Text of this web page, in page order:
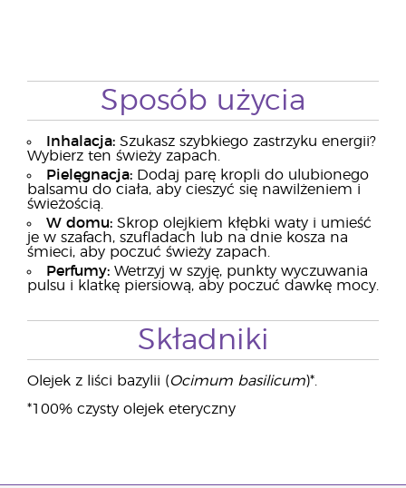
Sposób użycia
Inhalacja: Szukasz szybkiego zastrzyku energii?
Wybierz ten świeży zapach.
Pielęgnacja: Dodaj parę kropli do ulubionego
balsamu do ciała, aby cieszyć się nawilżeniem i
świeżością.
W domu: Skrop olejkiem kłębki waty i umieść
je w szafach, szufladach lub na dnie kosza na
śmieci, aby poczuć świeży zapach.
Perfumy: Wetrzyj w szyję, punkty wyczuwania
pulsu i klatkę piersiową, aby poczuć dawkę mocy.
Składniki
Olejek z liści bazylii (Ocimum basilicum)*.
*100% czysty olejek eteryczny